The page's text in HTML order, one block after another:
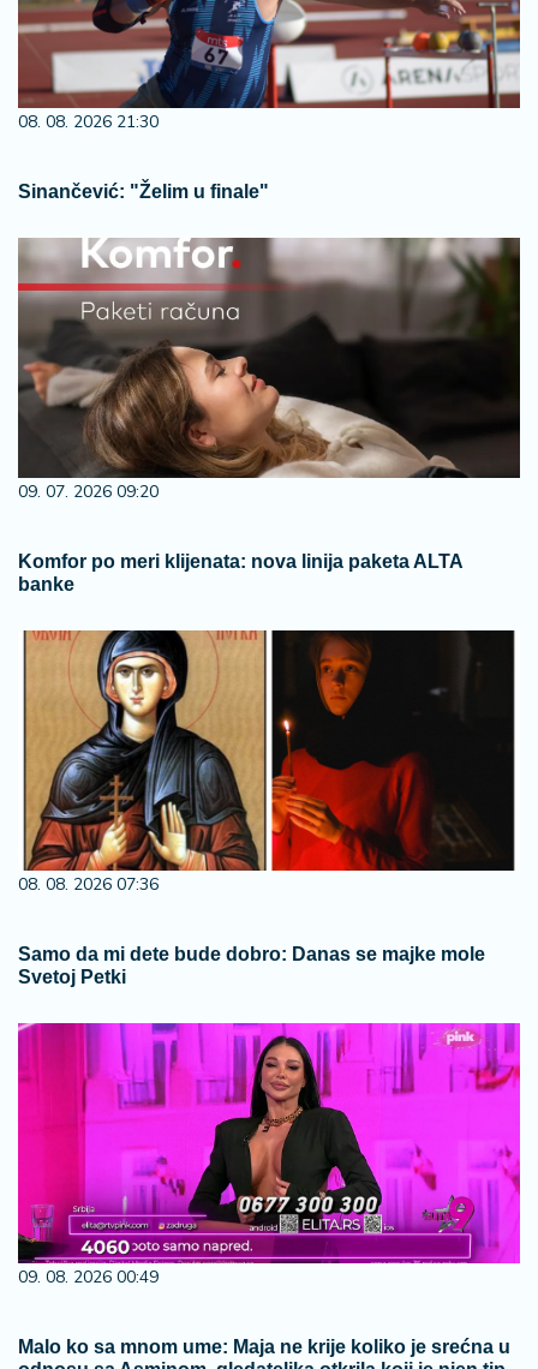
08. 08. 2026 21:30
Sinančević: "Želim u finale"
09. 07. 2026 09:20
Komfor po meri klijenata: nova linija paketa ALTA
banke
08. 08. 2026 07:36
Samo da mi dete bude dobro: Danas se majke mole
Svetoj Petki
09. 08. 2026 00:49
Malo ko sa mnom ume: Maja ne krije koliko je srećna u